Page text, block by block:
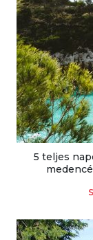
5 teljes